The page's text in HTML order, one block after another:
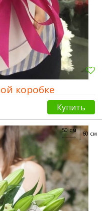
коробке
Купить
60 см
50 см